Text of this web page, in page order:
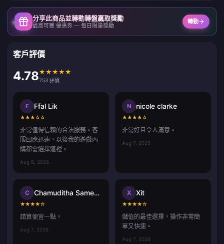
分享此商品並轉動轉盤贏取獎勵
最高可獲 優惠券 — 每日限量獎勵
轉動
客戶評價
4.78★ ★ ★ ★ ★
753 評價
F Ffal Lik
★★★☆☆
非常值得信賴的合法服務。客
服回應迅速，以後我的遊戲內
購都會選擇這裡。
Aug 8, 2026
N nicole clarke
★★★★☆
非常好且令人滿意。
Aug 7, 2026
C Chamuditha Sameenath
★★★★☆
請算便宜一點。
Aug 7, 2026
X Xit
★★★★☆
儲值的最佳選擇，操作非常簡
單又快速。
Aug 7, 2026